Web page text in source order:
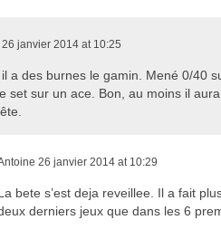
26 janvier 2014 at 10:25
a des burnes le gamin. Mené 0/40
set sur un ace. Bon, au moins il
26 janvier 2014 at 10:29
bete s’est deja reveillee. Il a fait
derniers jeux que dans les 6